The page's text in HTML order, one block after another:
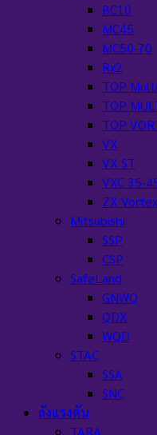
BC10
MC45
MC50-70
Rx2
TOP Multi
TOP
TOP
VX
VX ST
VXC 35-
ZX Vortex
Mitsubishi
SSP
CSP
SafeLand
GNWQ
QDX
WQD
STAC
SSA
SNC
ถังแรงดัน